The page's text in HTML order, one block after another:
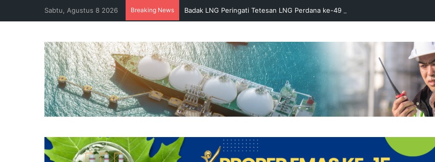
Sabtu, Agustus 8 2026 Breaking News Badak LNG Peringati Tetesan LNG Perdana ke-49 dengan Doa Bersama